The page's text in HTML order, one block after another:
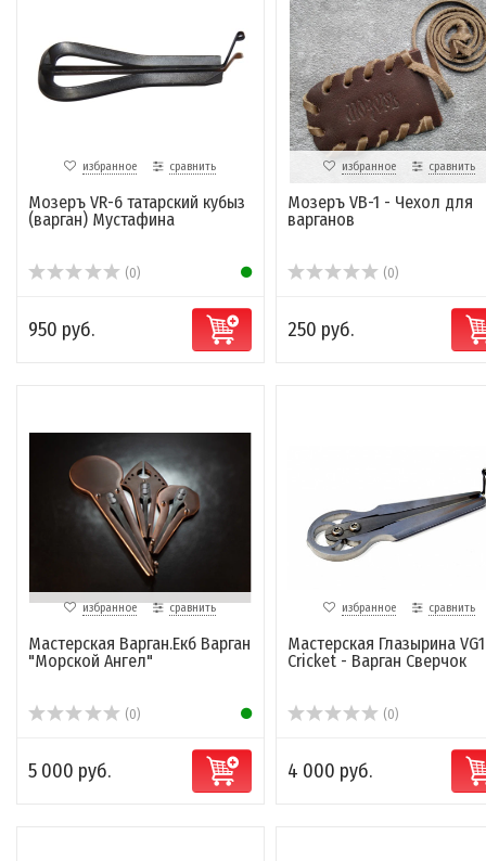
избранное сравнить
Мозеръ VR-6 татарский кубыз
(варган) Мустафина
(0)
950 руб.
избранное сравнить
Мозеръ VB-1 - Чехол для
варганов
(0)
250 руб.
избранное сравнить
Мастерская Варган.Екб Варган
"Морской Ангел"
(0)
5 000 руб.
избранное сравнить
Мастерская Глазырина
Cricket - Варган Сверчок
(0)
4 000 руб.